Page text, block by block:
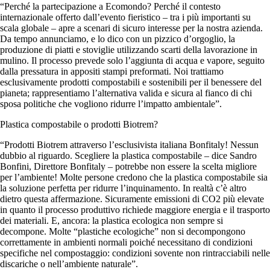
“Perché la partecipazione a Ecomondo? Perché il contesto
internazionale offerto dall’evento fieristico – tra i più importanti su
scala globale – apre a scenari di sicuro interesse per la nostra azienda.
Da tempo annunciamo, e lo dico con un pizzico d’orgoglio, la
produzione di piatti e stoviglie utilizzando scarti della lavorazione in
mulino. Il processo prevede solo l’aggiunta di acqua e vapore, seguito
dalla pressatura in appositi stampi preformati. Noi trattiamo
esclusivamente prodotti compostabili e sostenibili per il benessere del
pianeta; rappresentiamo l’alternativa valida e sicura al fianco di chi
sposa politiche che vogliono ridurre l’impatto ambientale”.
Plastica compostabile o prodotti Biotrem?
“Prodotti Biotrem attraverso l’esclusivista italiana Bonfitaly! Nessun
dubbio al riguardo. Scegliere la plastica compostabile – dice Sandro
Bonfini, Direttore Bonfitaly – potrebbe non essere la scelta migliore
per l’ambiente! Molte persone credono che la plastica compostabile sia
la soluzione perfetta per ridurre l’inquinamento. In realtà c’è altro
dietro questa affermazione. Sicuramente emissioni di CO2 più elevate
in quanto il processo produttivo richiede maggiore energia e il trasporto
dei materiali. E, ancora: la plastica ecologica non sempre si
decompone. Molte “plastiche ecologiche” non si decompongono
correttamente in ambienti normali poiché necessitano di condizioni
specifiche nel compostaggio: condizioni sovente non rintracciabili nelle
discariche o nell’ambiente naturale”.